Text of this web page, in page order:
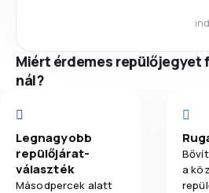
Miért érdemes repülőjegyet
nál?
Legnagyobb
repülőjárat-
választék
Másodpercek alatt
a